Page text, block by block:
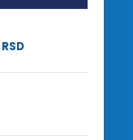
RSD